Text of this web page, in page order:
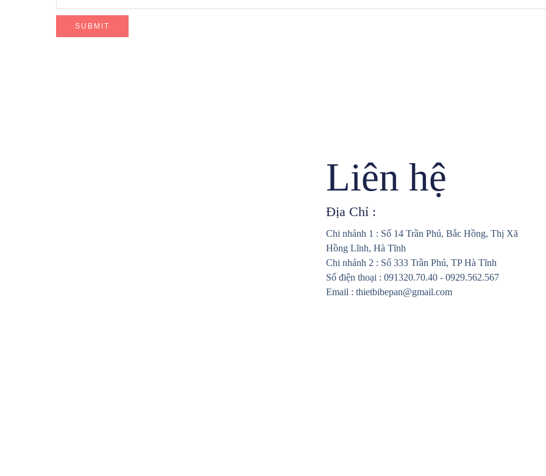
Liên hệ
Địa Chỉ :
Chi nhánh 1 : Số 14 Trần Phú, Bắc Hồng, Thị Xã
Hồng Lĩnh, Hà Tĩnh
Chi nhánh 2 : Số 333 Trần Phú, TP Hà Tĩnh
Số điện thoại : 091320.70.40 - 0929.562.567
Email : thietbibepan@gmail.com